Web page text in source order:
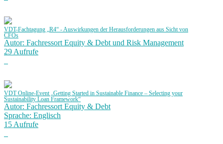
VDT-Fachtagung „R4“ - Auswirkungen der Herausforderungen aus Sicht von
CFOs
Autor: Fachressort Equity & Debt und Risk Management
29 Aufrufe
VDT Online-Event „Getting Started in Sustainable Finance – Selecting your
Sustainability Loan Framework“
Autor: Fachressort Equity & Debt
Sprache: Englisch
15 Aufrufe